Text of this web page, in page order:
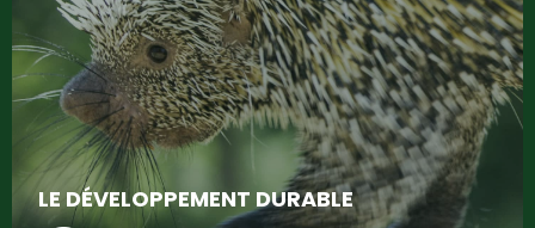
LE DÉVELOPPEMENT DURABLE